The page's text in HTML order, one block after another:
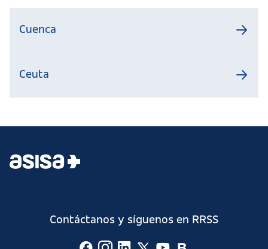
Cuenca
Ceuta
Contáctanos y síguenos en RRSS